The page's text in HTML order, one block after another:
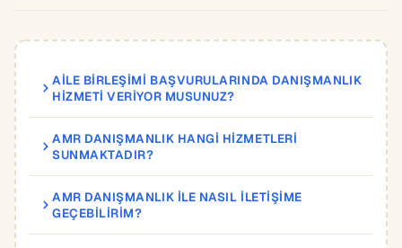
AILE BIRLEŞIMI BAŞVURULARINDA DANIŞMANLIK
HIZMETI VERIYOR MUSUNUZ?
AMR DANIŞMANLIK HANGI HIZMETLERI
SUNMAKTADIR?
AMR DANIŞMANLIK ILE NASIL ILETIŞIME
GEÇEBILIRIM?